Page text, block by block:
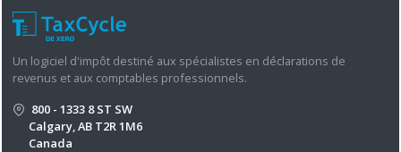
Un logiciel d'impôt destiné aux spécialistes en déclarations de
revenus et aux comptables professionnels.
800 - 1333 8 ST SW
Calgary, AB T2R 1M6
Canada